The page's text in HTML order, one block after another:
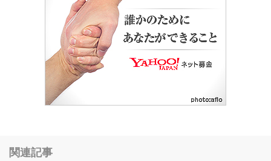
関連記事